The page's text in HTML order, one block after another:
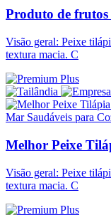
Produto de frutos
Visão geral: Peixe
textura macia. C
Melhor Peixe
Visão geral: Peixe
textura macia. C